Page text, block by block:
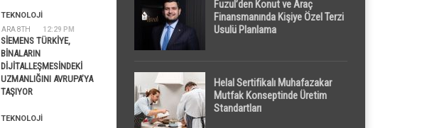
ARA 8TH 12:29 PM
TEKNOLOJİ
SİEMENS TÜRKİYE,
BİNALARIN
DİJİTALLEŞMESİNDEKİ
UZMANLIĞINI AVRUPA’YA
TAŞIYOR
TEKNOLOJİ
Fuzul’den Konut ve Araç
Finansmanında Kişiye Özel Terzi
Usulü Planlama
Helal Sertifikalı Muhafazakar
Mutfak Konseptinde Üretim
Standartları